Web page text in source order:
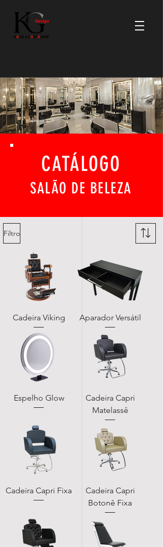
CATÁLOGO
SALÃO DE BELEZA
Filtro
Cadeira Viking Aparador Versátil
Espelho Glow
Cadeira Capri
Matelassê
Cadeira Capri Fixa
Cadeira Capri
Botonê Fixa